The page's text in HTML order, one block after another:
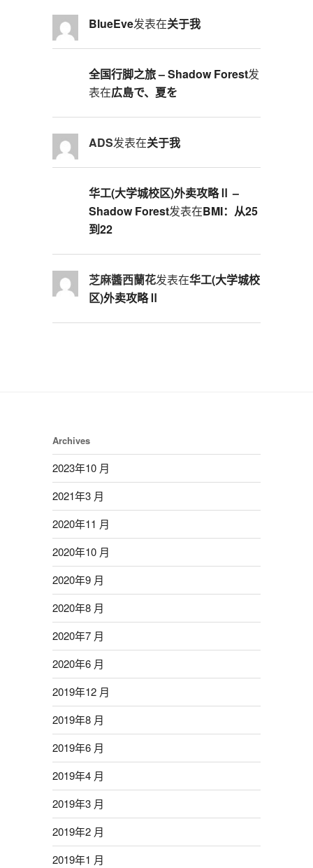
BlueEve发表在关于我
全国行脚之旅 – Shadow Forest发
表在広島で、夏を
ADS发表在关于我
华工(大学城校区)外卖攻略Ⅱ –
Shadow Forest发表在BMI：从25
到22
芝麻醬西蘭花发表在华工(大学城校
区)外卖攻略Ⅱ
Archives
2023年10 月
2021年3 月
2020年11 月
2020年10 月
2020年9 月
2020年8 月
2020年7 月
2020年6 月
2019年12 月
2019年8 月
2019年6 月
2019年4 月
2019年3 月
2019年2 月
2019年1 月